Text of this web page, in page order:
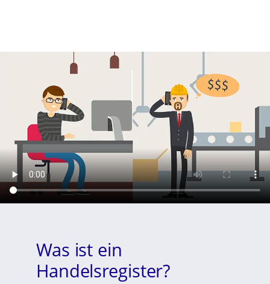
Was ist ein
Handelsregister?